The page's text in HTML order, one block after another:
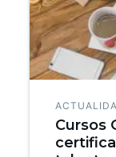
Cursos